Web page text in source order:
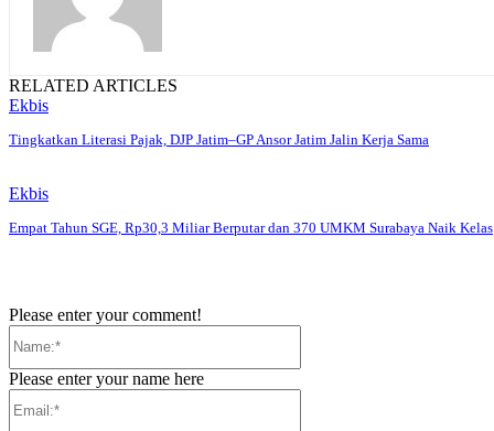
RELATED ARTICLES
Ekbis
Tingkatkan Literasi Pajak, DJP Jatim–GP Ansor Jatim Jalin Kerja Sama
Ekbis
Empat Tahun SGE, Rp30,3 Miliar Berputar dan 370 UMKM Surabaya Naik Kelas
Please enter your comment!
Please enter your name here